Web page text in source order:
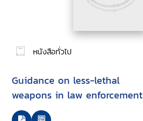
หนังสือทั่วไป
Guidance on less-lethal
weapons in law enforcement